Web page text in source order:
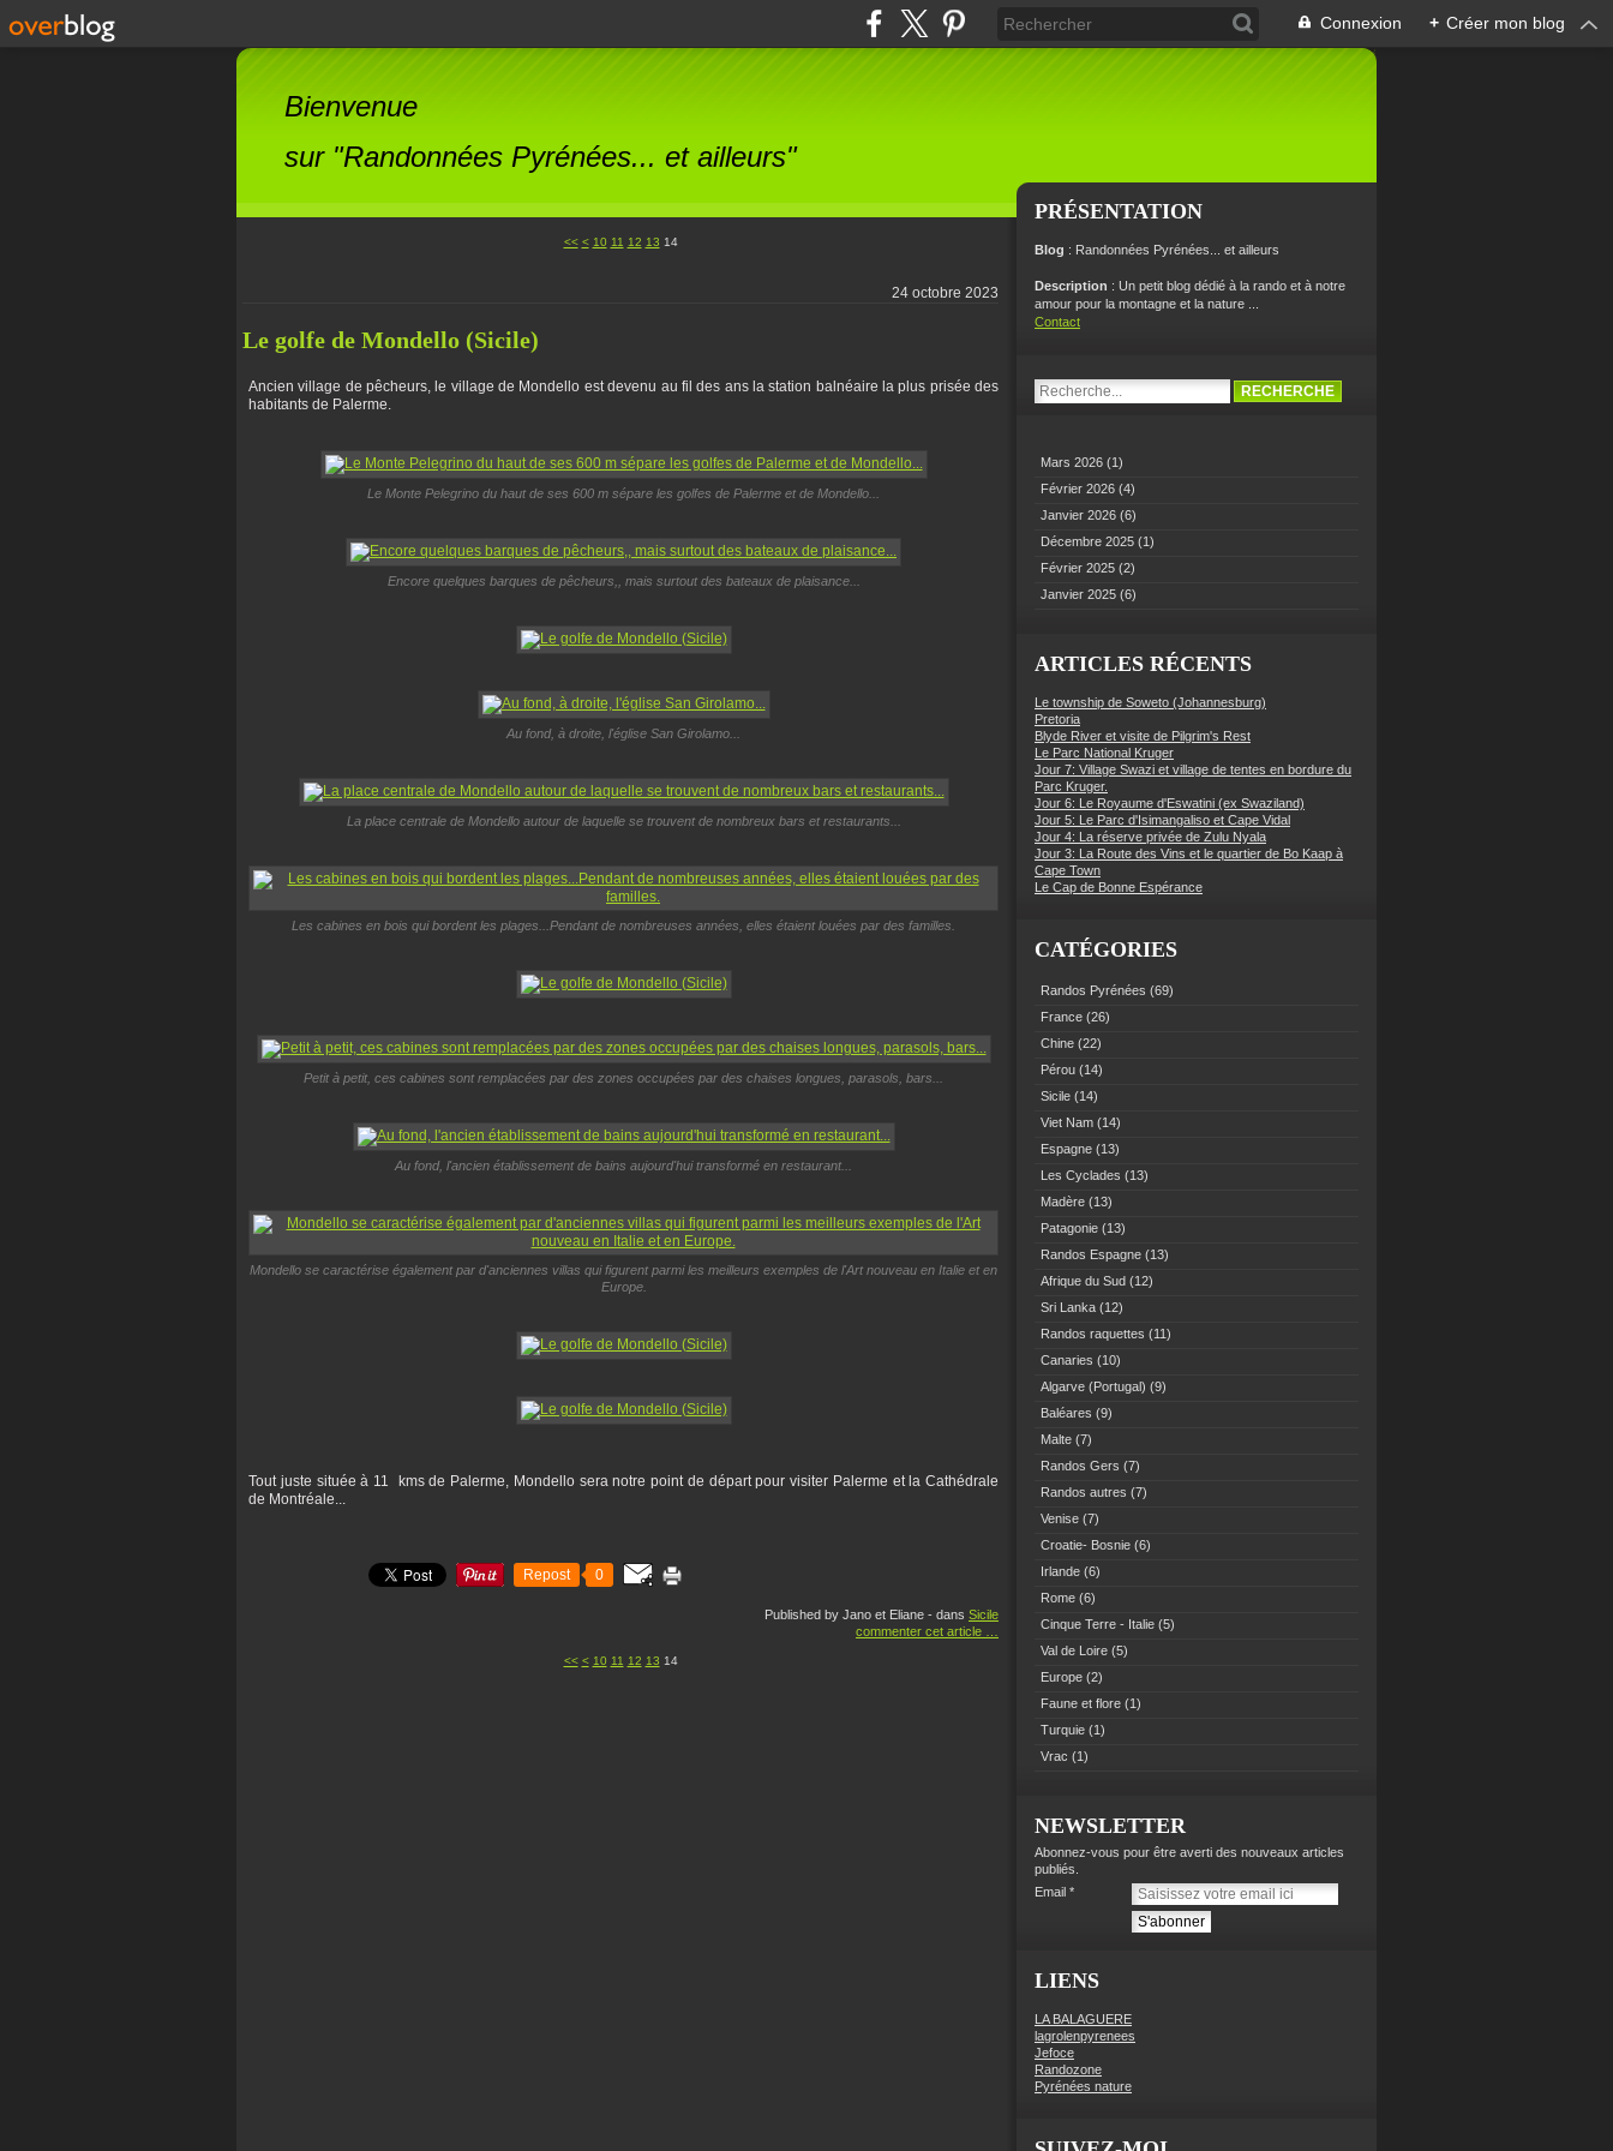
Connexion + Créer mon blog
Bienvenue
sur "Randonnées Pyrénées... et ailleurs"
<< < 10 11 12 13 14
24 octobre 2023
Le golfe de Mondello (Sicile)
Ancien village de pêcheurs, le village de Mondello est devenu au fil des ans la station balnéaire la plus prisée des
habitants de Palerme.
Le Monte Pelegrino du haut de ses 600 m sépare les golfes de Palerme et de Mondello...
Encore quelques barques de pêcheurs,, mais surtout des bateaux de plaisance...
Au fond, à droite, l'église San Girolamo...
La place centrale de Mondello autour de laquelle se trouvent de nombreux bars et restaurants...
Les cabines en bois qui bordent les plages...Pendant de nombreuses années, elles étaient louées par des familles.
Petit à petit, ces cabines sont remplacées par des zones occupées par des chaises longues, parasols, bars...
Au fond, l'ancien établissement de bains aujourd'hui transformé en restaurant...
Mondello se caractérise également par d'anciennes villas qui figurent parmi les meilleurs exemples de l'Art nouveau en Italie et en
Europe.
Tout juste située à 11 kms de Palerme, Mondello sera notre point de départ pour visiter Palerme et la Cathédrale
de Montréale...
Repost 0
Published by Jano et Eliane - dans Sicile
commenter cet article
<< < 10 11 12 13 14
PRÉSENTATION
Blog : Randonnées Pyrénées... et ailleurs
Description : Un petit blog dédié à la rando et à notre
amour pour la montagne et la nature ...
Contact
Mars 2026 (1)
Février 2026 (4)
Janvier 2026 (6)
Décembre 2025 (1)
Février 2025 (2)
Janvier 2025 (6)
ARTICLES RÉCENTS
Le township de Soweto (Johannesburg)
Pretoria
Blyde River et visite de Pilgrim's Rest
Le Parc National Kruger
Jour 7: Village Swazi et village de tentes en bordure du
Parc Kruger.
Jour 6: Le Royaume d'Eswatini (ex Swaziland)
Jour 5: Le Parc d'Isimangaliso et Cape Vidal
Jour 4: La réserve privée de Zulu Nyala
Jour 3: La Route des Vins et le quartier de Bo Kaap à
Cape Town
Le Cap de Bonne Espérance
CATÉGORIES
Randos Pyrénées (69)
France (26)
Chine (22)
Pérou (14)
Sicile (14)
Viet Nam (14)
Espagne (13)
Les Cyclades (13)
Madère (13)
Patagonie (13)
Randos Espagne (13)
Afrique du Sud (12)
Sri Lanka (12)
Randos raquettes (11)
Canaries (10)
Algarve (Portugal) (9)
Baléares (9)
Malte (7)
Randos Gers (7)
Randos autres (7)
Venise (7)
Croatie- Bosnie (6)
Irlande (6)
Rome (6)
Cinque Terre - Italie (5)
Val de Loire (5)
Europe (2)
Faune et flore (1)
Turquie (1)
Vrac (1)
NEWSLETTER
Abonnez-vous pour être averti des nouveaux articles
publiés.
Email
LIENS
LA BALAGUERE
lagrolenpyrenees
Jefoce
Randozone
Pyrénées nature